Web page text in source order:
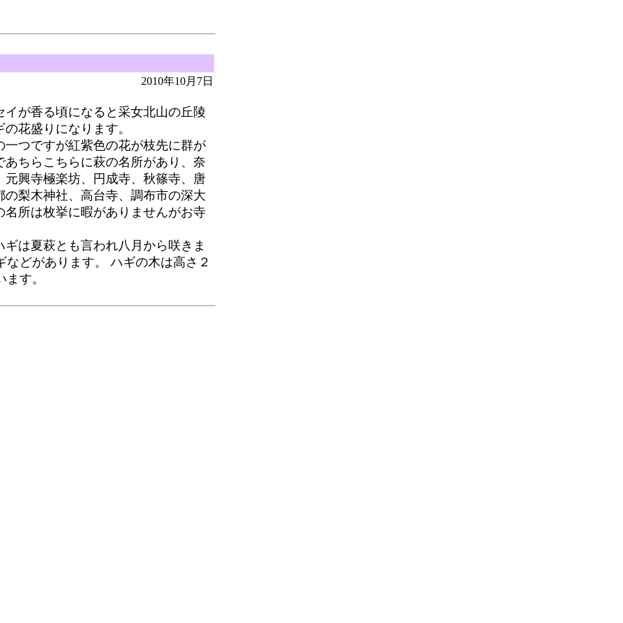
2010年10月7日
が香る頃になると采女北山の丘陵
花盛りになります。
つですが紅紫色の花が枝先に群が
あちらこちらに萩の名所があり、奈
元興寺極楽坊、円成寺、秋篠寺、唐
の梨木神社、高台寺、調布市の深大
名所は枚挙に暇がありませんがお寺
は夏萩とも言われ八月から咲きま
どがあります。 ハギの木は高さ２
す。